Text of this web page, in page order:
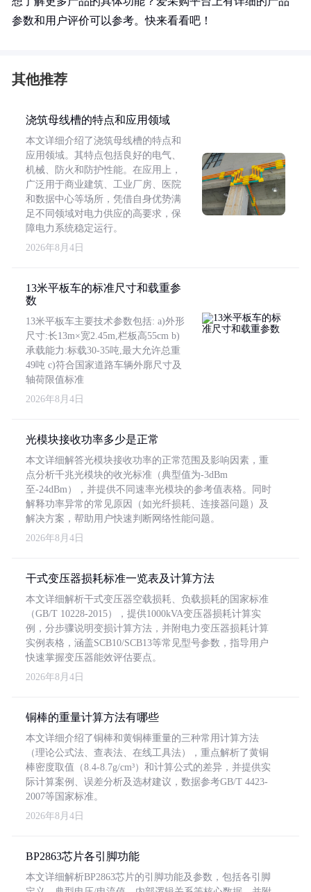
参数和用户评价可以参考。快来看看吧！
其他推荐
浇筑母线槽的特点和应用领域
本文详细介绍了浇筑母线槽的特点和
应用领域。其特点包括良好的电气、
机械、防火和防护性能。在应用上，
广泛用于商业建筑、工业厂房、医院
和数据中心等场所，凭借自身优势满
足不同领域对电力供应的高要求，保
障电力系统稳定运行。
2026年8月4日
13米平板车的标准尺寸和载重参
数
13米平板车主要技术参数包括: a)外形
尺寸:长13m×宽2.45m,栏板高55cm b)
承载能力:标载30-35吨,最大允许总重
49吨 c)符合国家道路车辆外廓尺寸及
轴荷限值标准
2026年8月4日
光模块接收功率多少是正常
本文详细解答光模块接收功率的正常范围及影响因素，重
点分析千兆光模块的收光标准（典型值为-3dBm
至-24dBm），并提供不同速率光模块的参考值表格。同时
解释功率异常的常见原因（如光纤损耗、连接器问题）及
解决方案，帮助用户快速判断网络性能问题。
2026年8月4日
干式变压器损耗标准一览表及计算方法
本文详细解析干式变压器空载损耗、负载损耗的国家标准
（GB/T 10228-2015），提供1000kVA变压器损耗计算实
例，分步骤说明变损计算方法，并附电力变压器损耗计算
实例表格，涵盖SCB10/SCB13等常见型号参数，指导用户
快速掌握变压器能效评估要点。
2026年8月4日
铜棒的重量计算方法有哪些
本文详细介绍了铜棒和黄铜棒重量的三种常用计算方法
（理论公式法、查表法、在线工具法），重点解析了黄铜
棒密度取值（8.4-8.7g/cm³）和计算公式的差异，并提供实
际计算案例、误差分析及选材建议，数据参考GB/T 4423-
2007等国家标准。
2026年8月4日
BP2863芯片各引脚功能
本文详细解析BP2863芯片的引脚功能及参数，包括各引脚